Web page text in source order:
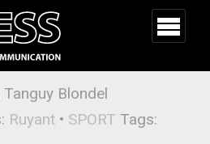
Blondel
Ruyant • SPORT Tags: